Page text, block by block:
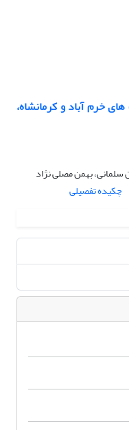
خرم آباد و کرمانشاه،
بهمن مصلی نژاد
چکیده تفصیلی